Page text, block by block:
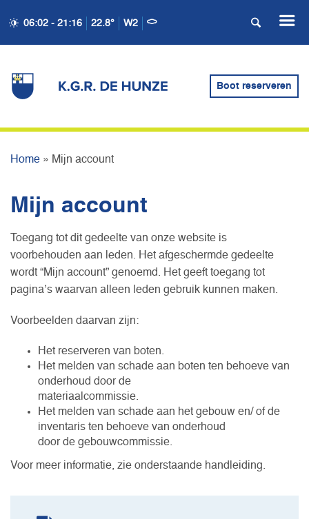
06:02 - 21:16 22.8° W2
Boot reserveren
Home » Mijn account
Mijn account
Toegang tot dit gedeelte van onze website is
voorbehouden aan leden. Het afgeschermde gedeelte
wordt “Mijn account” genoemd. Het geeft toegang tot
pagina’s waarvan alleen leden gebruik kunnen maken.
Voorbeelden daarvan zijn:
Het reserveren van boten.
Het melden van schade aan boten ten behoeve van
onderhoud door de
materiaalcommissie.
Het melden van schade aan het gebouw en/ of de
inventaris ten behoeve van onderhoud
door de gebouwcommissie.
Voor meer informatie, zie onderstaande handleiding.